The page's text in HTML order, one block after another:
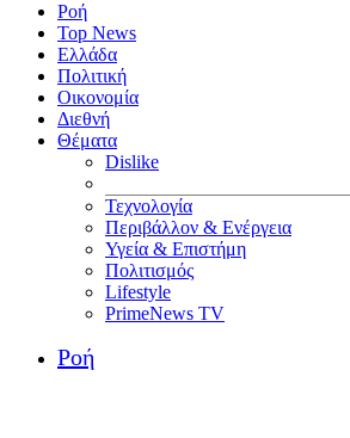
Ροή
Top News
Ελλάδα
Πολιτική
Οικονομία
Διεθνή
Θέματα
Dislike
Τεχνολογία
Περιβάλλον & Ενέργεια
Υγεία & Επιστήμη
Πολιτισμός
Lifestyle
PrimeNews TV
Ροή